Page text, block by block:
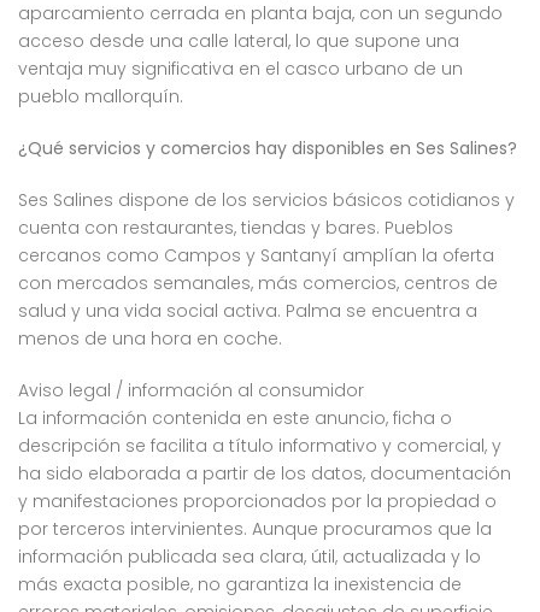
aparcamiento cerrada en planta baja, con un segundo
acceso desde una calle lateral, lo que supone una
ventaja muy significativa en el casco urbano de un
pueblo mallorquín.
¿Qué servicios y comercios hay disponibles en Ses Salines?
Ses Salines dispone de los servicios básicos cotidianos y
cuenta con restaurantes, tiendas y bares. Pueblos
cercanos como Campos y Santanyí amplían la oferta
con mercados semanales, más comercios, centros de
salud y una vida social activa. Palma se encuentra a
menos de una hora en coche.
Aviso legal / información al consumidor
La información contenida en este anuncio, ficha o
descripción se facilita a título informativo y comercial, y
ha sido elaborada a partir de los datos, documentación
y manifestaciones proporcionados por la propiedad o
por terceros intervinientes. Aunque procuramos que la
información publicada sea clara, útil, actualizada y lo
más exacta posible, no garantiza la inexistencia de